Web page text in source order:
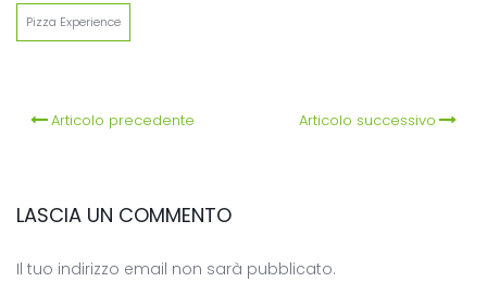
Pizza Experience
Articolo precedente Articolo successivo
LASCIA UN COMMENTO
Il tuo indirizzo email non sarà pubblicato.